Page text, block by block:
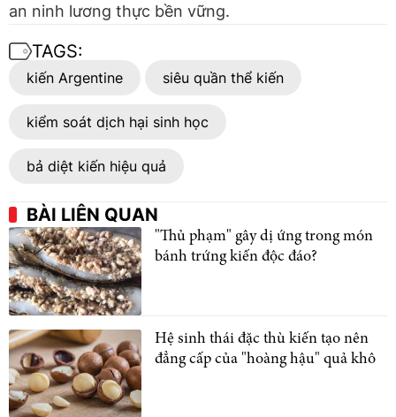
an ninh lương thực bền vững.
TAGS:
kiến Argentine siêu quần thể kiến
kiểm soát dịch hại sinh học
bả diệt kiến hiệu quả
BÀI LIÊN QUAN
"Thủ phạm" gây dị ứng trong món
bánh trứng kiến độc đáo?
Hệ sinh thái đặc thù kiến tạo nên
đẳng cấp của "hoàng hậu" quả khô